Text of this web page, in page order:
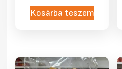
Kosárba teszem